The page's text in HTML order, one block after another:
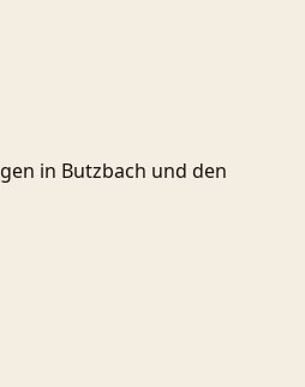
in Butzbach und den